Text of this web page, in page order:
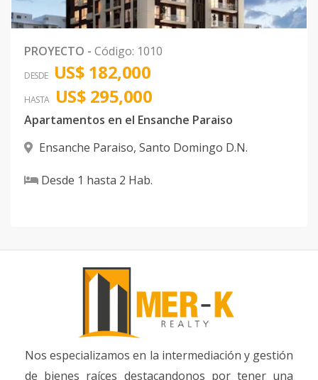
PROYECTO - Código: 1010
DESDE US$ 182,000
HASTA US$ 295,000
Apartamentos en el Ensanche Paraiso
Ensanche Paraiso, Santo Domingo D.N.
Desde 1 hasta 2 Hab.
Nos especializamos en la intermediación y gestión
de bienes raíces destacandonos por tener una